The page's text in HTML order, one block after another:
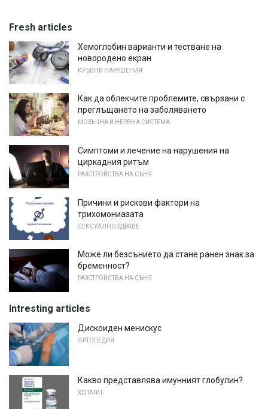
Fresh articles
Хемоглобин варианти и тестване на
новородено екран
КРЪВНИ НАРУШЕНИЯ
Как да облекчите проблемите, свързани с
преглъщането на заболяването
МОЗЪЧНА И НЕРВНА СИСТЕМА
Симптоми и лечение на нарушения на
циркадния ритъм
РАЗСТРОЙСТВА НА СЪНЯ
Причини и рискови фактори на
трихомониазата
СЕКСУАЛНО ЗДРАВЕ
Може ли безсънието да стане ранен знак за
бременност?
РАЗСТРОЙСТВА НА СЪНЯ
Intresting articles
Дискоиден менискус
ОРТОПЕДИЯ
Какво представлява имунният глобулин?
ХЕПАТИТ